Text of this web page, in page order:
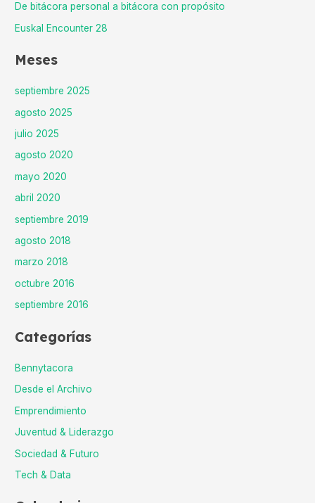
De bitácora personal a bitácora con propósito
Euskal Encounter 28
Meses
septiembre 2025
agosto 2025
julio 2025
agosto 2020
mayo 2020
abril 2020
septiembre 2019
agosto 2018
marzo 2018
octubre 2016
septiembre 2016
Categorías
Bennytacora
Desde el Archivo
Emprendimiento
Juventud & Liderazgo
Sociedad & Futuro
Tech & Data